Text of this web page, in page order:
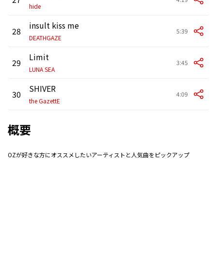
hide
28 insult kiss me
DEATHGAZE
5:39
29 Limit
LUNA SEA
3:45
30 SHIVER
the GazettE
4:09
概要
OZが好きな方にオススメしたいアーティストと人気曲をピックアップ